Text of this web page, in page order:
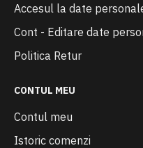
Accesul la date
Cont - Editare date
Politica Retur
CONTUL MEU
Contul meu
Istoric comenzi